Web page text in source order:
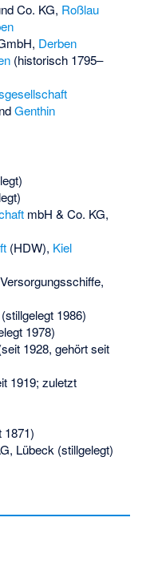
Co. KG, Roßlau
Derben
(historisch 1795–
Genthin
mbH & Co. KG,
(HDW), Kiel
1986)
1978)
1928, gehört seit
1919; zuletzt
1871)
Lübeck (stillgelegt)